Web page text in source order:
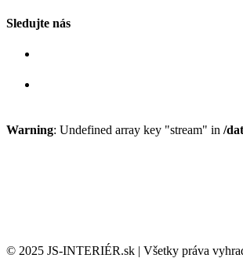
Sledujte nás
Warning: Undefined array key "stream" in /
© 2025 JS-INTERIÉR.sk | Všetky práva